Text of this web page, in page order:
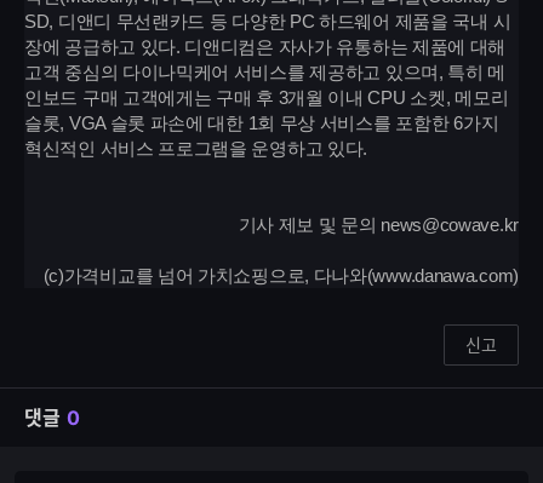
SD, 디앤디 무선랜카드 등 다양한 PC 하드웨어 제품을 국내 시
장에 공급하고 있다. 디앤디컴은 자사가 유통하는 제품에 대해
고객 중심의 다이나믹케어 서비스를 제공하고 있으며, 특히 메
인보드 구매 고객에게는 구매 후 3개월 이내 CPU 소켓, 메모리
슬롯, VGA 슬롯 파손에 대한 1회 무상 서비스를 포함한 6가지
혁신적인 서비스 프로그램을 운영하고 있다.
기사 제보 및 문의 news@cowave.kr
(c)가격비교를 넘어 가치쇼핑으로, 다나와(www.danawa.com)
신고
댓글 0